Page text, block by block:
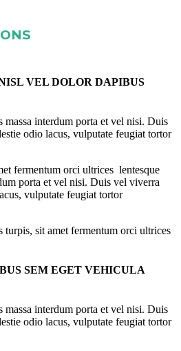
VEL DOLOR DAPIBUS
massa interdum porta et vel nisi. Duis
odio lacus, vulputate feugiat tortor
fermentum orci ultrices lentesque
porta et vel nisi. Duis vel viverra
vulputate feugiat tortor
turpis, sit amet fermentum orci ultrices
SEM EGET VEHICULA
massa interdum porta et vel nisi. Duis
odio lacus, vulputate feugiat tortor